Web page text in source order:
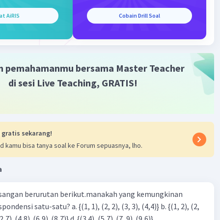
Iklan
Level 72
tepat adalah 32atau 9
+ 5
AiRIS Cobain Drill Soal
pemahamanmu bersama Master Teacher
di sesi Live Teaching, GRATIS!
gratis sekarang!
kamu bisa tanya soal ke Forum sepuasnya, lho.
berurutan berikut.manakah yang kemungkinan